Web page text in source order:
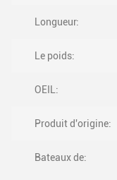
Longueur:
Le poids:
OEIL:
Produit d'origine:
Bateaux de: